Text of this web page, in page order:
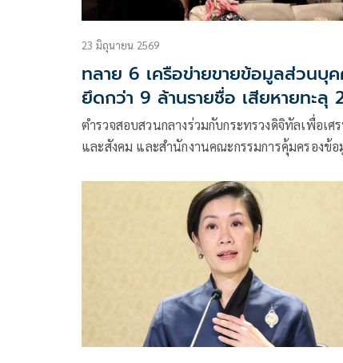
23 มิถุนายน 2569
ทลาย 6 เครือข่ายขายข้อมูลส่วนบุ
ยึดกว่า 9 ล้านรายชื่อ เสียหายทะลุ
ล้าน
ตำรวจสอบสวนกลางร่วมกับกระทรวงดิจิทัลเพื่อเศ
และสังคม และสำนักงานคณะกรรมการคุ้มครองข้อ